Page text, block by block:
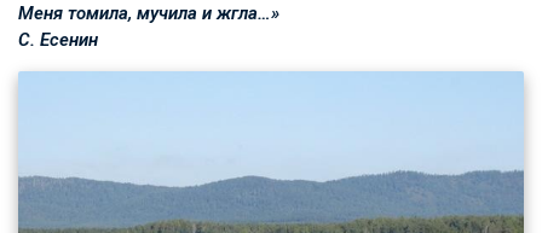
Меня томила, мучила и жгла…»
С. Есенин